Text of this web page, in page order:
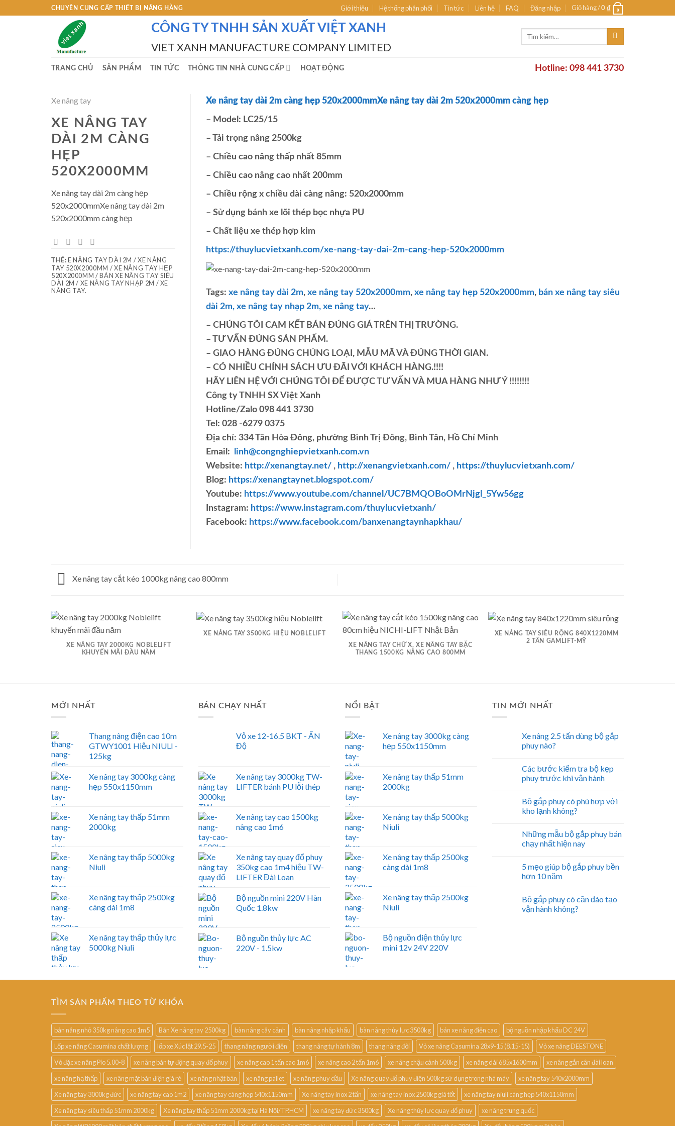
to
CHUYÊN CUNG CẤP THIẾT BỊ NÂNG HÀNG Giới thiệu Hệ thống phân phối Tin tức Liên hệ FAQ Đăng nhập Giỏ hàng /0 ₫ 0
CÔNG TY TNHH SẢN XUẤT VIỆT XANH
VIET XANH MANUFACTURE COMPANY LIMITED
TRANG CHỦ SẢN PHẨM TIN TỨC THÔNG TIN NHÀ CUNG CẤP HOẠT ĐỘNG Hotline: 098 441 3730
Xe nâng tay
XE NÂNG TAY
DÀI 2M CÀNG
HẸP
520X2000MM
Xe nâng tay dài 2m càng hẹp
520x2000mmXe nâng tay dài 2m
520x2000mm càng hẹp
THẺ: E NÂNG TAY DÀI 2M / XE NÂNG
TAY 520X2000MM / XE NÂNG TAY HẸP
520X2000MM / BÁN XE NÂNG TAY SIÊU
DÀI 2M / XE NÂNG TAY NHẠP 2M / XE
NÂNG TAY.
Xe nâng tay dài 2m càng hẹp 520x2000mmXe nâng tay dài 2m 520x2000mm càng hẹp
– Model: LC25/15
– Tải trọng nâng 2500kg
– Chiều cao nâng thấp nhất 85mm
– Chiều cao nâng cao nhất 200mm
– Chiều rộng x chiều dài càng nâng: 520x2000mm
– Sử dụng bánh xe lõi thép bọc nhựa PU
– Chất liệu xe thép hợp kim
https://thuylucvietxanh.com/xe-nang-tay-dai-2m-cang-hep-520x2000mm
Tags: xe nâng tay dài 2m, xe nâng tay 520x2000mm, xe nâng tay hẹp 520x2000mm, bán xe nâng tay siêu
dài 2m,xe nâng tay nhạp 2m, xe nâng tay…
– CHÚNG TÔI CAM KẾT BÁN ĐÚNG GIÁ TRÊN THỊ TRƯỜNG.
– TƯ VẤN ĐÚNG SẢN PHẨM.
– GIAO HÀNG ĐÚNG CHỦNG LOẠI, MẪU MÃ VÀ ĐÚNG THỜI GIAN.
– CÓ NHIỀU CHÍNH SÁCH ƯU ĐÃI VỚI KHÁCH HÀNG.!!!!
HÃY LIÊN HỆ VỚI CHÚNG TÔI ĐỂ ĐƯỢC TƯ VẤN VÀ MUA HÀNG NHƯ Ý !!!!!!!!
Công ty TNHH SX Việt Xanh
Hotline/Zalo 098 441 3730
Tel: 028 -6279 0375
Địa chỉ: 334 Tân Hòa Đông, phường Bình Trị Đông, Bình Tân, Hồ Chí Minh
Email:
linh@congnghiepvietxanh.com.vn
Website: http://xenangtay.net/, http://xenangvietxanh.com/,https://thuylucvietxanh.com/
Blog: https://xenangtaynet.blogspot.com/
Youtube: https://www.youtube.com/channel/UC7BMQOBoOMrNjgl_5Yw56gg
Instagram: https://www.instagram.com/thuylucvietxanh/
Facebook: https://www.facebook.com/banxenangtaynhapkhau/
Xe nâng tay cắt kéo 1000kg nâng cao 800mm
XE NÂNG TAY 2000KG NOBLELIFT
KHUYẾN MÃI ĐẦU NĂM
XE NÂNG TAY 3500KG HIỆU NOBLELIFT
XE NÂNG TAY CHỮ X, XE NÂNG TAY BẶC
THANG 1500KG NÂNG CAO 800MM
XE NÂNG TAY SIÊU RỘNG 840X1220MM
2 TẤN GAMLIFT-MỸ
MỚI NHẤT
Thang nâng điện cao 10m
GTWY1001 Hiệu NIULI -
125kg
Xe nâng tay 3000kg càng
hẹp 550x1150mm
Xe nâng tay thấp 51mm
2000kg
Xe nâng tay thấp 5000kg
Niuli
Xe nâng tay thấp 2500kg
càng dài 1m8
Xe nâng tay thấp thủy lực
5000kg Niuli
BÁN CHẠY NHẤT
Vỏ xe 12-16.5 BKT - ẤN
Độ
Xe nâng tay 3000kg TW-
LIFTER bánh PU lỗi thép
Xe nâng tay cao 1500kg
nâng cao 1m6
Xe nâng tay quay đổ phuy
350kg cao 1m4 hiệu TW-
LIFTER Đài Loan
Bộ nguồn mini 220V Hàn
Quốc 1.8kw
Bộ nguồn thủy lực AC
220V - 1.5kw
NỔI BẬT
Xe nâng tay 3000kg càng
hẹp 550x1150mm
Xe nâng tay thấp 51mm
2000kg
Xe nâng tay thấp 5000kg
Niuli
Xe nâng tay thấp 2500kg
càng dài 1m8
Xe nâng tay thấp 2500kg
Niuli
Bộ nguồn điện thủy lực
mini 12v 24V 220V
TIN MỚI NHẤT
Xe nâng 2.5 tấn dùng bộ gắp
phuy nào?
Các bước kiểm tra bộ kẹp
phuy trước khi vận hành
Bộ gắp phuy có phù hợp với
kho lạnh không?
Những mẫu bộ gắp phuy bán
chạy nhất hiện nay
5 mẹo giúp bộ gắp phuy bền
hơn 10 năm
Bộ gắp phuy có cần đào tạo
vận hành không?
TÌM SẢN PHẨM THEO TỪ KHÓA
bàn nâng nhỏ 350kg nâng cao 1m5 Bán Xe nâng tay 2500kg bàn nâng cây cảnh bàn nâng nhập khẩu bàn nâng thủy lực 3500kg bán xe nâng điện cao
bộ nguồn nhập khẩu DC 24V
Lốp xe nâng Casumina chất lượng
lốp xe Xúc lật 29.5-25 thang nâng người điện thang nâng tự hành 8m thang nâng đôi Vỏ xe nâng Casumina 28x9-15 (8.15-15)
Vỏ xe nâng DEESTONE
Vỏ đặc xe nâng Pio 5.00-8
xe nâng bán tự động quay đổ phuy xe nâng cao 1 tấn cao 1m6 xe nâng cao 2 tấn 1m6 xe nâng chậu cảnh 500kg xe nâng dài 685x1600mm
xe nâng gắn cân đài loan
xe nâng hạ thấp
xe nâng mặt bàn điện giá rẻ xe nâng nhật bản xe nâng pallet xe nâng phuy dầu Xe nâng quay đổ phuy điện 500kg sử dụng trong nhà máy
xe nâng tay 540x2000mm
Xe nâng tay 3000kg đức
xe nâng tay cao 1m2 xe nâng tay càng hẹp 540x1150mm Xe nâng tay inox 2 tấn xe nâng tay inox 2500kg giá tốt
xe nâng tay niuli càng hẹp 540x1150mm
Xe nâng tay siêu thấp 51mm 2000kg
Xe nâng tay thấp 51mm 2000kg tại Hà Nội/TP.HCM xe nâng tay đức 3500kg Xe nâng thủy lực quay đổ phuy
xe nâng trung quốc